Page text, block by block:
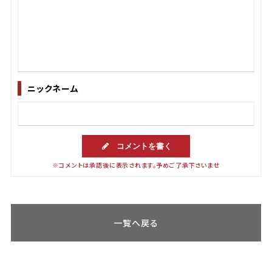
ニックネーム
コメントを書く
※コメントは承認後に表示されます。予めご了承下さいませ
一覧へ戻る